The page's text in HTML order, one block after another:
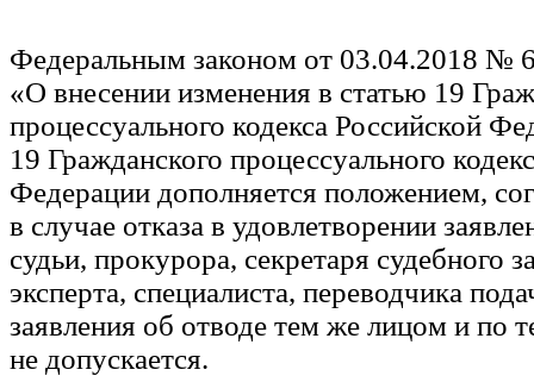
Федеральным законом от 03.04.2018 №
«О внесении изменения в статью 19
процессуального кодекса Российской
19 Гражданского процессуального
Федерации дополняется положением,
в случае отказа в удовлетворении
судьи, прокурора, секретаря судебного
эксперта, специалиста, переводчика
заявления об отводе тем же лицом и по
не допускается.